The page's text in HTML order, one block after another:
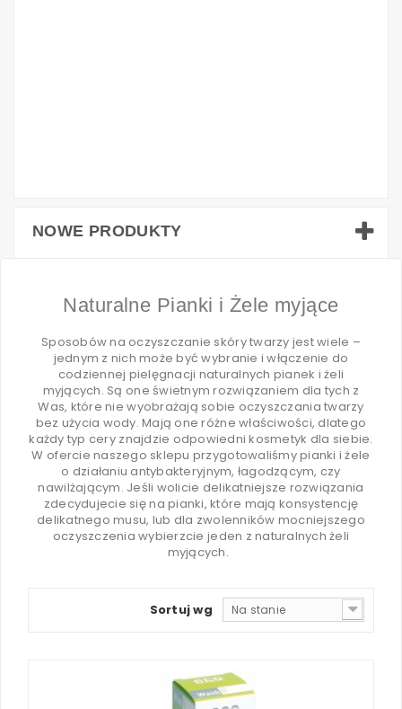
NOWE PRODUKTY
Naturalne Pianki i Żele myjące
Sposobów na oczyszczanie skóry twarzy jest wiele –
jednym z nich może być wybranie i włączenie do
codziennej pielęgnacji naturalnych pianek i żeli
myjących. Są one świetnym rozwiązaniem dla tych z
Was, które nie wyobrażają sobie oczyszczania twarzy
bez użycia wody. Mają one różne właściwości, dlatego
każdy typ cery znajdzie odpowiedni kosmetyk dla siebie.
W ofercie naszego sklepu przygotowaliśmy pianki i żele
o działaniu antybakteryjnym, łagodzącym, czy
nawilżającym. Jeśli wolicie delikatniejsze rozwiązania
zdecydujecie się na pianki, które mają konsystencję
delikatnego musu, lub dla zwolenników mocniejszego
oczyszczenia wybierzcie jeden z naturalnych żeli
myjących.
Sortuj wg Na stanie